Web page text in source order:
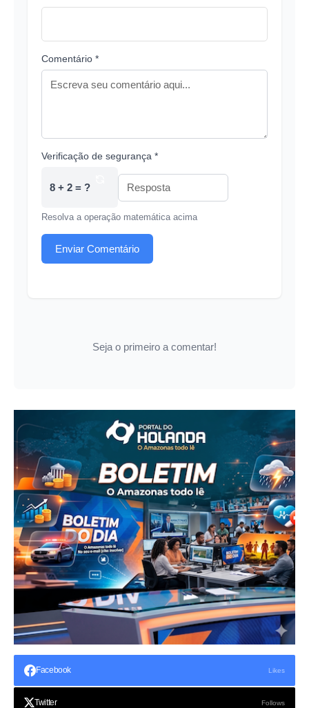
Comentário *
Verificação de segurança *
8 + 2 = ?
Resolva a operação matemática acima
Enviar Comentário
Seja o primeiro a comentar!
Facebook Likes
Twitter Follows